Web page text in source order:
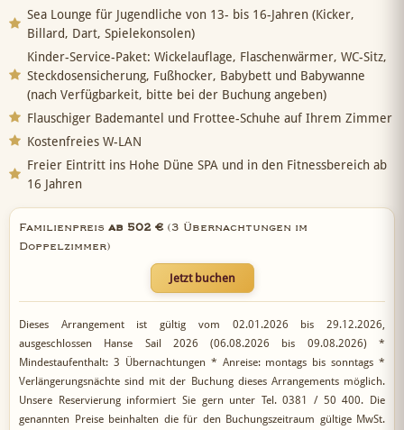
Sea Lounge für Jugendliche von 13- bis 16-Jahren (Kicker,
Billard, Dart, Spielekonsolen)
Kinder-Service-Paket: Wickelauflage, Flaschenwärmer, WC-Sitz,
Steckdosensicherung, Fußhocker, Babybett und Babywanne
(nach Verfügbarkeit, bitte bei der Buchung angeben)
Flauschiger Bademantel und Frottee-Schuhe auf Ihrem Zimmer
Kostenfreies W-LAN
Freier Eintritt ins Hohe Düne SPA und in den Fitnessbereich ab
16 Jahren
Familienpreis ab 502 €(3 Übernachtungen im
Doppelzimmer)
Jetzt buchen
Dieses Arrangement ist gültig vom 02.01.2026 bis 29.12.2026,
ausgeschlossen Hanse Sail 2026 (06.08.2026 bis 09.08.2026) *
Mindestaufenthalt: 3 Übernachtungen * Anreise: montags bis sonntags *
Verlängerungsnächte sind mit der Buchung dieses Arrangements möglich.
Unsere Reservierung informiert Sie gern unter Tel. 0381 / 50 400. Die
genannten Preise beinhalten die für den Buchungszeitraum gültige MwSt.